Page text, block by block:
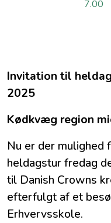
7.00
Invitation til
2025
Kødkvæg region
Nu er der mulighed
heldagstur fredag
til Danish Crowns
efterfulgt af et
Erhvervsskole.